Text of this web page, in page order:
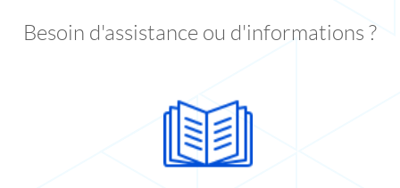
Besoin d'assistance ou d'informations ?